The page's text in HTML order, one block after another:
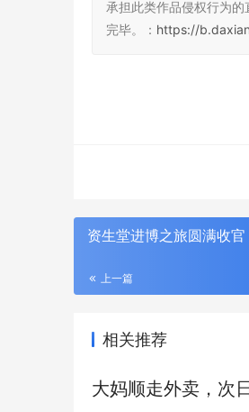
承担此类作品侵权行为
完毕。： https://
资生堂进博之旅圆满收
上一篇
相关推荐
大妈顺走外卖，次